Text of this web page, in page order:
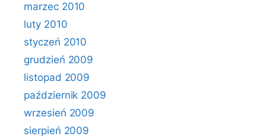
marzec 2010
luty 2010
styczeń 2010
grudzień 2009
listopad 2009
październik 2009
wrzesień 2009
sierpień 2009